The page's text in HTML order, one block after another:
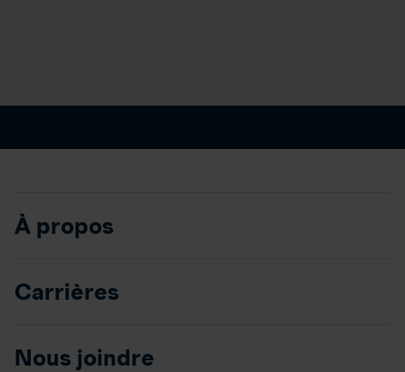
À propos
Carrières
Nous joindre